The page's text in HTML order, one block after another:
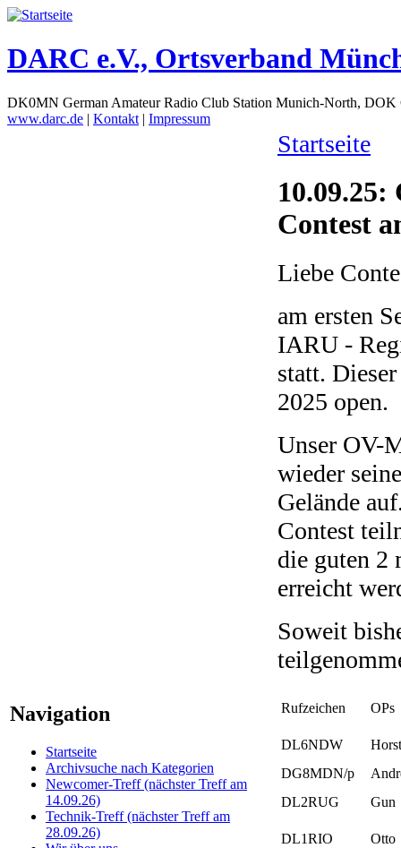
DARC e.V., Ortsverband
DK0MN German Amateur Radio Club Station Munich-North,
www.darc.de | Kontakt | Impressum
Navigation
Startseite
Archivsuche nach Kategorien
Newcomer-Treff (nächster Treff am
14.09.26)
Technik-Treff (nächster Treff am
28.09.26)
Startseite
Contest
Liebe
am ersten
IARU -
statt.
2025 open.
Unser OV-
wieder
Gelände
Contest
die guten 2
erreicht
Soweit
Rufzeichen OPs
DL6NDW
Horst
DG8MDN/p
DL2RUG
Gun
DL1RIO
Otto